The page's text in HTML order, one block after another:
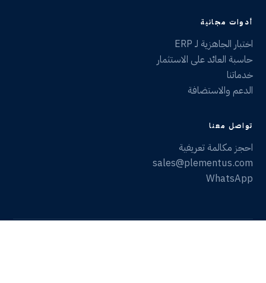
أدوات مجانية
اختبار الجاهزية لـ ERP
حاسبة العائد على الاستثمار
خدماتنا
الدعم والاستضافة
تواصل معنا
احجز مكالمة تعريفية
sales@plementus.com
WhatsApp